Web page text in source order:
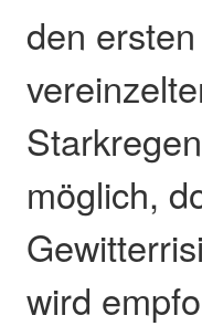
den
möglich,
wird